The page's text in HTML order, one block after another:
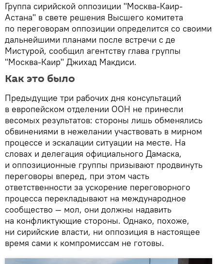
Группа сирийской оппозиции "Москва-Каир-
Астана" в свете решения Высшего комитета
по переговорам оппозиции определится со своими
дальнейшими планами после встречи с де
Мистурой, сообщил агентству глава группы
"Москва-Каир" Джихад Макдиси.
Как это было
Предыдущие три рабочих дня консультаций
в европейском отделении ООН не принесли
весомых результатов: стороны лишь обменялись
обвинениями в нежелании участвовать в мирном
процессе и эскалации ситуации на месте. На
словах и делегация официального Дамаска,
и оппозиционные группы призывают продвинуть
переговоры вперед, при этом часть
ответственности за ускорение переговорного
процесса перекладывают на международное
сообщество — мол, они должны надавить
на конфликтующие стороны. Однако, похоже,
ни сирийские власти, ни оппозиция в настоящее
время сами к компромиссам не готовы.